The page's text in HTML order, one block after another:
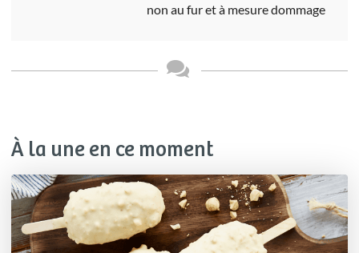
non au fur et à mesure dommage
À la une en ce moment